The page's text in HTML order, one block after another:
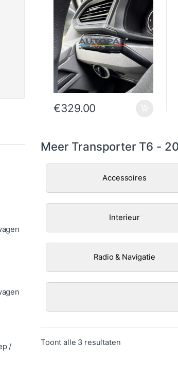
€329.00
Meer Transporter T6 -
Accessoires
Interieur
Radio & Navigatie
Toont alle 3 resultatenGesorteerd op
/